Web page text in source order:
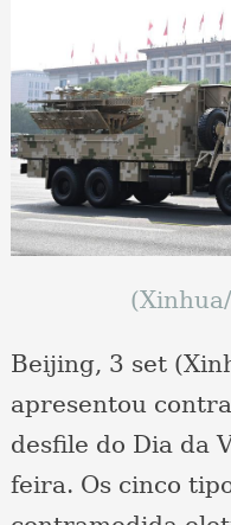
Beijing, 3 set
apresentou
desfile do Dia da
feira. Os cinco